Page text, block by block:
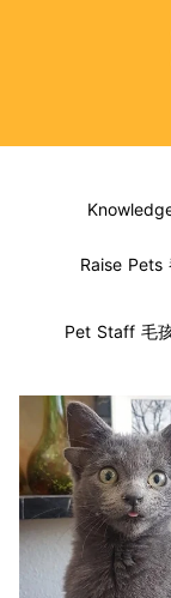
Raise Pets
Pet Staff 毛